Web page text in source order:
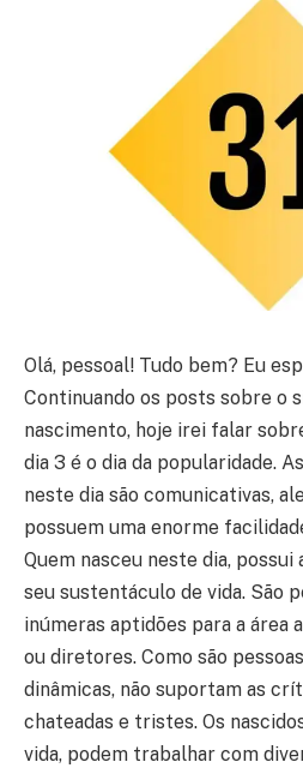
Olá, pessoal! Tudo bem? Eu
Continuando os posts sobre o
nascimento, hoje irei falar
dia 3 é o dia da popularidade.
neste dia são comunicativas,
possuem uma enorme
Quem nasceu neste dia, possui
seu sustentáculo de vida. São
inúmeras aptidões para a área
ou diretores. Como são
dinâmicas, não suportam as
chateadas e tristes. Os
vida, podem trabalhar com